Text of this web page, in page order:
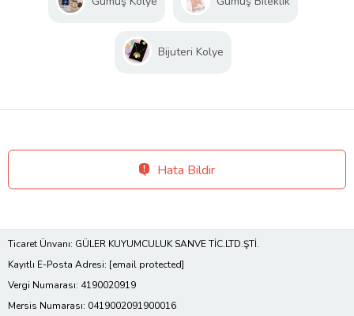
Bijuteri Kolye
Hata Bildir
Ticaret Ünvanı: GÜLER KUYUMCULUK SANVE TİC.LTD.ŞTİ.
Kayıtlı E-Posta Adresi: [email protected]
Vergi Numarası: 4190020919
Mersis Numarası: 0419002091900016